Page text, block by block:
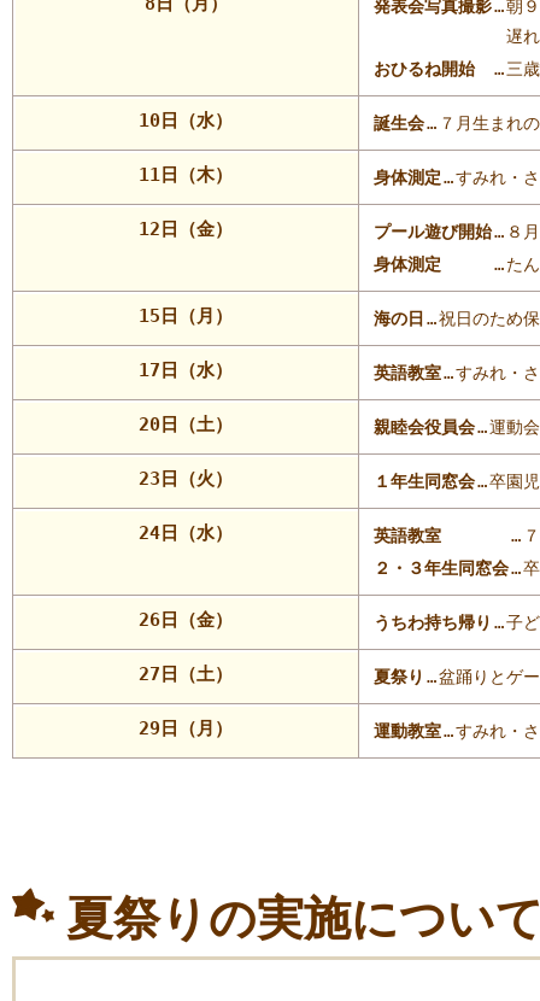
発表会写真撮影…朝
遅
おひるね開始
…三
10日（水） 誕生会… ７月生まれ
11日（木） 身体測定…すみれ・
12日（金） プール遊び開始… ８
身体測定
…た
15日（月） 海の日 …祝日のため
17日（水） 英語教室…すみれ・
20日（土） 親睦会役員会…運動
23日（火） １年生同窓会…卒園
24日（水） 英語教室 …
２・３年生同窓会…
26日（金） うちわ持ち帰り …子
27日（土） 夏祭り …盆踊りとゲ
29日（月） 運動教室…すみれ・
夏祭りの実施につい